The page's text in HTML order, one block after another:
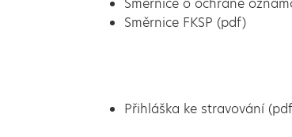
Směrnice o ochraně
Směrnice FKSP (pdf)
Přihláška ke stravování